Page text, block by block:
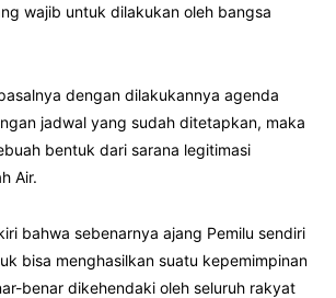
wajib untuk dilakukan oleh bangsa
dengan dilakukannya agenda
jadwal yang sudah ditetapkan, maka
bentuk dari sarana legitimasi
Air.
bahwa sebenarnya ajang Pemilu sendiri
bisa menghasilkan suatu kepemimpinan
benar dikehendaki oleh seluruh rakyat